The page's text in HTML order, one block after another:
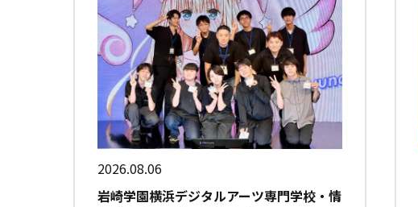
2026.08.06
岩崎学園横浜デジタルアーツ専門学校・情